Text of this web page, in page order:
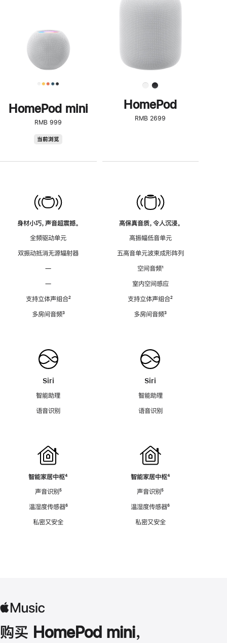
HomePod mini
RMB 999
当前浏览
身材小巧，声音超震撼。
全频驱动单元
双振动抵消无源辐射器
—
—
支持立体声组合脚
²
多房间音频脚
³
Siri
智能助理
语音识别
智能家居中枢脚
⁴
声音识别脚
⁵
温湿度传感器脚
⁶
私密又安全
了
解
HomePod<
HomePod
RMB 2699
高保真音质，令人沉浸。
高振幅低音单元
五高音单元波束成形阵列
空间音频脚
¹
室内空间感应
支持立体声组合脚
²
多房间音频脚
³
Siri
智能助理
语音识别
智能家居中枢脚
⁴
声音识别脚
⁵
温湿度传感器脚
⁶
私密又安全
购买 HomePod mini，